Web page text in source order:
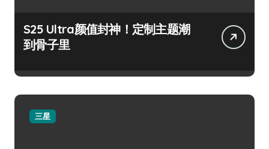
S25 Ultra颜值封神！定制主题潮
到骨子里
三星